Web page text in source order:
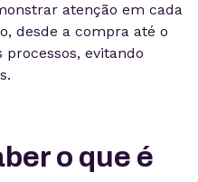
atenção em cada
desde a compra até o
processos, evitando
o que é